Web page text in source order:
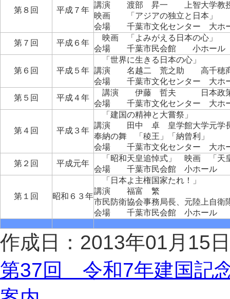
第８回 平成７年
講演 渡部 昇一 上智大学教
映画 「アジアの独立と日本」
会場 千葉市文化センター 大ホ
第７回
平成６年
映画 「よみがえる日本の心」
会場 千葉市民会館 小ホール
第６回 平成５年
「世界に生きる日本の心」
講演 名越二 荒之助 高千穂商
会場 千葉市文化センター 大ホ
第５回
平成４年
講演 伊藤 哲夫 日本政策研
会場 千葉市文化センター 大ホ
第４回 平成３年
「建国の精神と大嘗祭」
講演 田中 卓 皇学館大学元学
奉納の舞 「稜王」「納曾利」
会場 千葉市文化センター 大ホ
第２回
平成元年
「昭和天皇追悼式」 映画 「天
会場 千葉市民会館 小ホール
第１回 昭和６３年
「日本よ主権国家たれ！」
講演 福富 繁
市民防衛協会事務局長、元陸上自衛
会場 千葉市民会館 小ホール
作成日：2013年01月15日
第37回 令和7年建国記